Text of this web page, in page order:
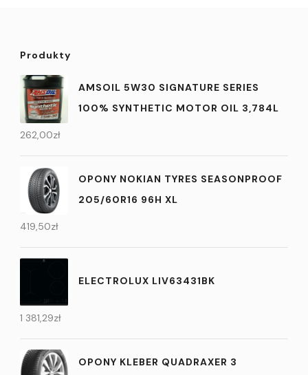
Produkty
AMSOIL 5W30 SIGNATURE SERIES
100% SYNTHETIC MOTOR OIL 3,784L
262,00zł
OPONY NOKIAN TYRES SEASONPROOF
205/60R16 96H XL
419,50zł
ELECTROLUX LIV63431BK
1 381,29zł
OPONY KLEBER QUADRAXER 3